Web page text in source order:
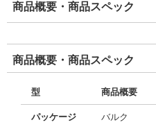
商品概要・商品スペック
商品概要・商品スペック
型 商品概要
パッケージ バルク